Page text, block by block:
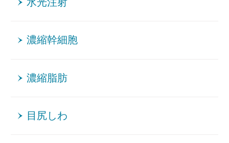
水光注射
濃縮幹細胞
濃縮脂肪
目尻しわ